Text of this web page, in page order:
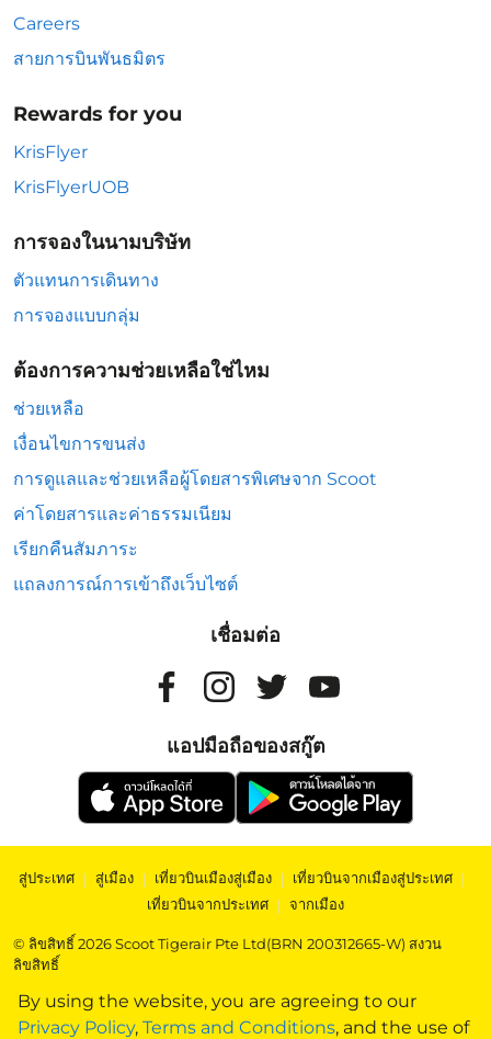
By using the website, you are agreeing to our
Privacy Policy, Terms and Conditions, and the use of
Careers
สายการบินพันธมิตร
Rewards for you
KrisFlyer
KrisFlyerUOB
การจองในนามบริษัท
ตัวแทนการเดินทาง
การจองแบบกลุ่ม
ต้องการความช่วยเหลือใช่ไหม
ช่วยเหลือ
เงื่อนไขการขนส่ง
การดูแลและช่วยเหลือผู้โดยสารพิเศษจาก Scoot
ค่าโดยสารและค่าธรรมเนียม
เรียกคืนสัมภาระ
แถลงการณ์การเข้าถึงเว็บไซต์
เชื่อมต่อ
แอปมือถือของสกู๊ต
สู่ประเทศ | สู่เมือง | เที่ยวบินเมืองสู่เมือง | เที่ยวบินจากเมืองสู่ประเทศ |
เที่ยวบินจากประเทศ | จากเมือง
© ลิขสิทธิ์ 2026 Scoot Tigerair Pte Ltd(BRN 200312665-W) สงวน
ลิขสิทธิ์